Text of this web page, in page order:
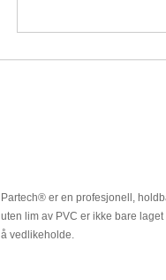
Partech® er en profesjonell,
uten lim av PVC er ikke bare
å vedlikeholde.